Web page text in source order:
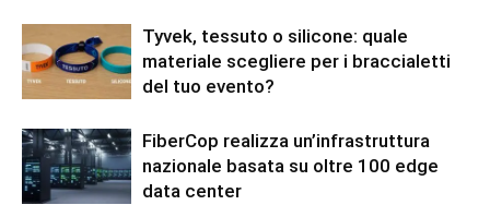
Tyvek, tessuto o silicone: quale
materiale scegliere per i braccialetti
del tuo evento?
FiberCop realizza un’infrastruttura
nazionale basata su oltre 100 edge
data center